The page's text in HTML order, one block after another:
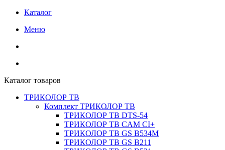
Каталог
Меню
Каталог товаров
ТРИКОЛОР ТВ
Комплект ТРИКОЛОР ТВ
ТРИКОЛОР ТВ DTS-54
ТРИКОЛОР ТВ CAM CI+
ТРИКОЛОР ТВ GS B534M
ТРИКОЛОР ТВ GS B211